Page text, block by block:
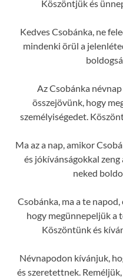
Köszöntjük és
Kedves Csobánka, ne
mindenki örül a
Az Csobánka
összejövünk, hogy
személyiségedet.
Ma az a nap, amikor
és jókívánságokkal
neked
Csobánka, ma a te
hogy megünnepeljük a
Köszöntünk és
Névnapodon kívánjuk,
és szeretettnek.